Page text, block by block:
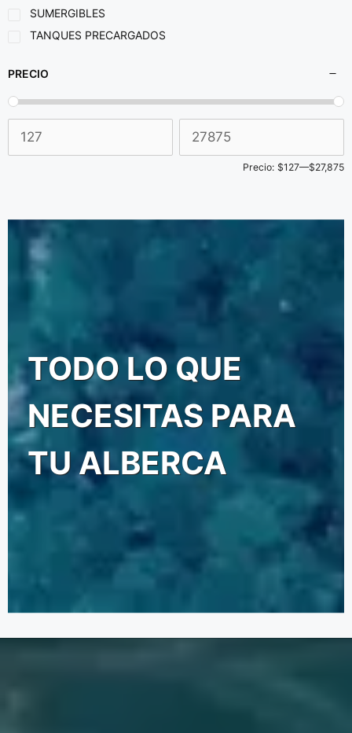
SUMERGIBLES
TANQUES PRECARGADOS
PRECIO
Precio: $127—$27,875
TODO LO QUE
NECESITAS PARA
TU ALBERCA